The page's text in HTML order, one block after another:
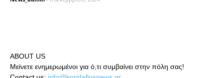
ABOUT US
Μείνετε ενημερωμένοι για ό,τι συμβαίνει στην πόλη σας!